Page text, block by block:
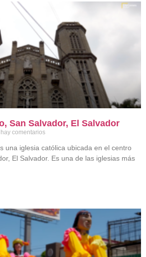
San Salvador, El Salvador
hay comentarios
una iglesia católica ubicada en el centro
El Salvador. Es una de las iglesias más